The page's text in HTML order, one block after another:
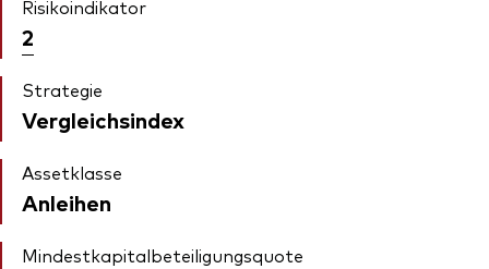
Risikoindikator
2
Strategie
Vergleichsindex
Assetklasse
Anleihen
Mindestkapitalbeteiligungsquote